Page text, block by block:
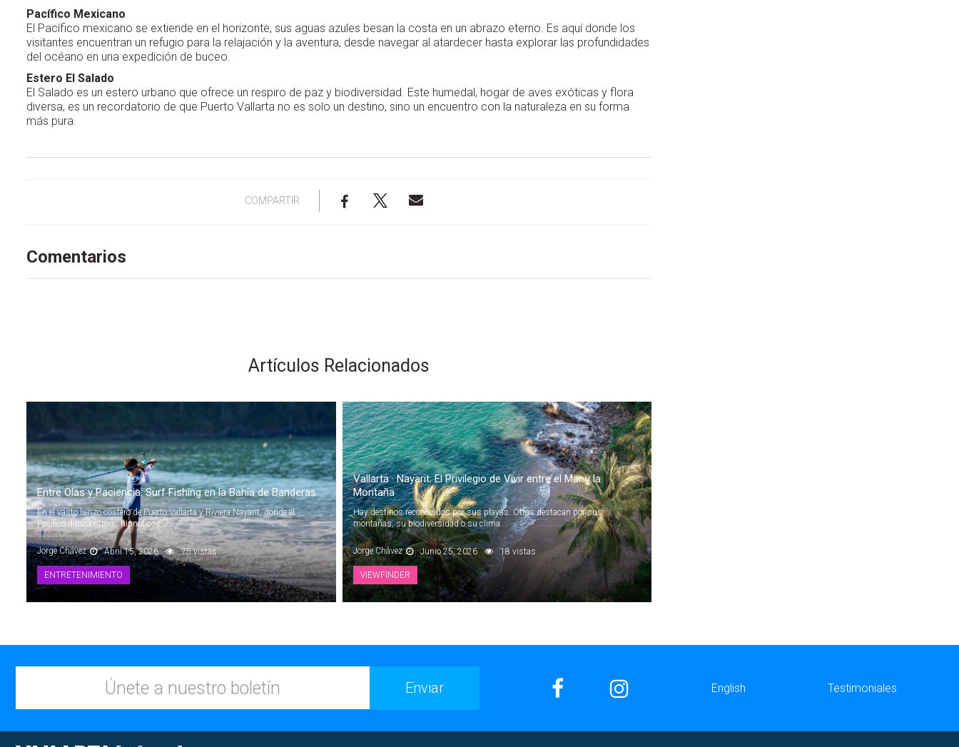
Pacífico Mexicano
El Pacífico mexicano se extiende en el horizonte, sus aguas azules besan la costa en un abrazo eterno. Es aquí donde los
visitantes encuentran un refugio para la relajación y la aventura, desde navegar al atardecer hasta explorar las profundidades
del océano en una expedición de buceo.
Estero El Salado
El Salado es un estero urbano que ofrece un respiro de paz y biodiversidad. Este humedal, hogar de aves exóticas y flora
diversa, es un recordatorio de que Puerto Vallarta no es solo un destino, sino un encuentro con la naturaleza en su forma
más pura.
COMPARTIR
Comentarios
Artículos Relacionados
Entre Olas y Paciencia: Surf Fishing en la Bahía de Banderas
En el vasto lienzo costero de Puerto Vallarta y Riviera Nayarit, donde el
Pacífico dibuja ritmos hipnóticos...
Jorge Chávez Abril 15, 2026 75 vistas
ENTRETENIMIENTO
Vallarta · Nayarit: El Privilegio de Vivir entre el Mar y la
Montaña
Hay destinos reconocidos por sus playas. Otros destacan por sus
montañas, su biodiversidad o su clima....
Jorge Chávez Junio 25, 2026 18 vistas
VIEWFINDER
English Testimoniales